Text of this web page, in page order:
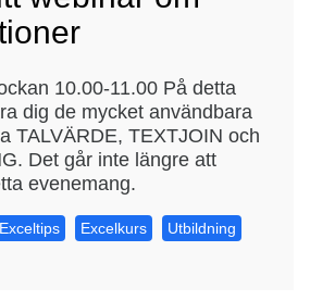
10.00-11.00 På detta
dig de mycket användbara
TALVÄRDE, TEXTJOIN och
Det går inte längre att
evenemang.
Exceltips Excelkurs
Utbildning